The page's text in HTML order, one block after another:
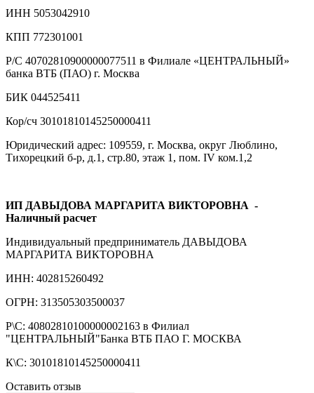
ИНН 5053042910
КПП 772301001
Р/С 40702810900000077511 в Филиале «ЦЕНТРАЛЬНЫЙ»
банка ВТБ (ПАО) г. Москва
БИК 044525411
Кор/сч 30101810145250000411
Юридический адрес: 109559, г. Москва, округ Люблино,
Тихорецкий б-р, д.1, стр.80, этаж 1, пом. IV ком.1,2
ИП ДАВЫДОВА МАРГАРИТА ВИКТОРОВНА -
Наличный расчет
Индивидуальный предприниматель ДАВЫДОВА
МАРГАРИТА ВИКТОРОВНА
ИНН: 402815260492
ОГРН: 313505303500037
Р\С: 40802810100000002163 в Филиал
"ЦЕНТРАЛЬНЫЙ"Банка ВТБ ПАО Г. МОСКВА
К\С: 30101810145250000411
Оставить отзыв